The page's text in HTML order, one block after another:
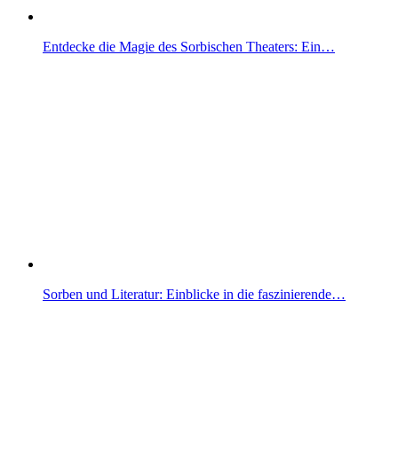
Entdecke die Magie des Sorbischen Theaters: Ein…
Sorben und Literatur: Einblicke in die faszinierende…